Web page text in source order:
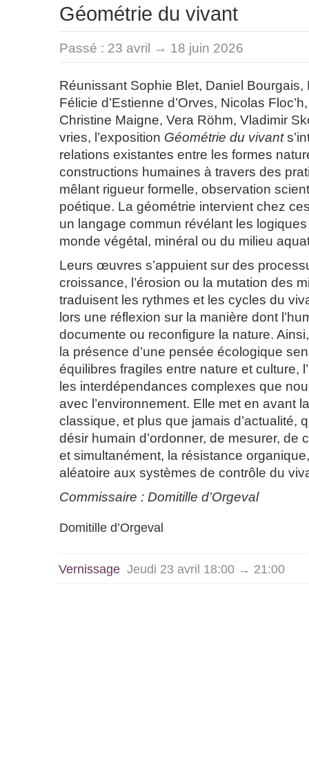
Géométrie du vivant
Passé : 23 avril → 18 juin 2026
Réunissant Sophie Blet, Daniel Bourgais,
Félicie d’Estienne d’Orves, Nicolas
Christine Maigne, Vera Röhm, Vladimir
vries, l’exposition Géométrie du vivant
relations existantes entre les formes
constructions humaines à travers des
mêlant rigueur formelle, observation
poétique. La géométrie intervient chez
un langage commun révélant les
monde végétal, minéral ou du milieu
Leurs œuvres s’appuient sur des
croissance, l’érosion ou la mutation des
traduisent les rythmes et les cycles du
lors une réflexion sur la manière dont
documente ou reconfigure la nature.
la présence d’une pensée écologique
équilibres fragiles entre nature et culture,
les interdépendances complexes que
avec l’environnement. Elle met en avant
classique, et plus que jamais d’actualité,
désir humain d’ordonner, de mesurer, de
et simultanément, la résistance
aléatoire aux systèmes de contrôle du
Commissaire : Domitille d’Orgeval
Domitille d’Orgeval
Vernissage Jeudi 23 avril 18:00 → 21:00